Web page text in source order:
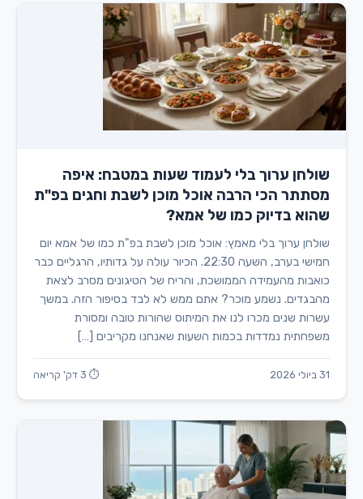
שולחן ערוך בלי לעמוד שעות במטבח: איפה
מסתתר הכי הרבה אוכל מוכן לשבת וחגים בפ"ת
שהוא בדיוק כמו של אמא?
שולחן ערוך בלי מאמץ: אוכל מוכן לשבת בפ"ת כמו של אמא יום
חמישי בערב, השעה 22:30. הכיור עולה על גדותיו, הרגליים כבר
כואבות מהעמידה הממושכת, והריח של הטיגונים מסרב לצאת
מהבגדים. נשמע מוכר? אתם ממש לא לבד בסיפור הזה. במשך
עשרות שנים מכרו לנו את המיתוס שהורות טובה ומסורת
משפחתית נמדדות בכמות השעות שאנחנו מקריבים […]
31 ביולי 2026 ⏱ 3 דק' קריאה